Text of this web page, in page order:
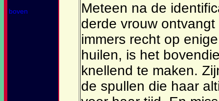
boven
Meteen na de
derde vrouw
immers recht op
huilen, is het
knellend te maken.
de spullen die haar